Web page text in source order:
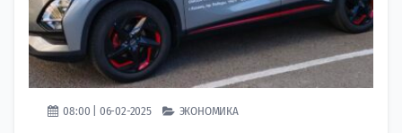
08:00 | 06-02-2025 ЭКОНОМИКА